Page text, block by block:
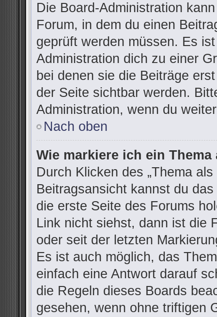
Die Board-Administration
Forum, in dem du einen
geprüft werden müssen. Es
Administration dich zu einer
bei denen sie die Beiträge
der Seite sichtbar werden.
Administration, wenn du
Nach oben
Wie markiere ich ein Thema
Durch Klicken des „Thema
Beitragsansicht kannst du
die erste Seite des Forums
Link nicht siehst, dann ist die
oder seit der letzten
Es ist auch möglich, das
einfach eine Antwort darauf
die Regeln dieses Boards
gesehen, wenn ohne triftigen